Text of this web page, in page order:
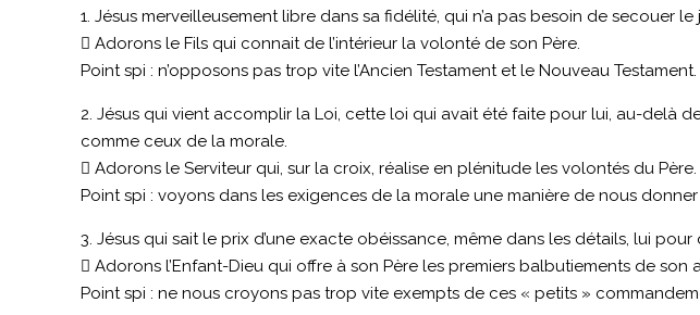
1. Jésus merveilleusement libre dans sa fidélité, qui n’a pas besoin de secouer
 Adorons le Fils qui connait de l’intérieur la volonté de son Père.
Point spi : n’opposons pas trop vite l’Ancien Testament et le Nouveau Testament.
2. Jésus qui vient accomplir la Loi, cette loi qui avait été faite pour lui, au-delà
comme ceux de la morale.
 Adorons le Serviteur qui, sur la croix, réalise en plénitude les volontés du Père.
Point spi : voyons dans les exigences de la morale une manière de nous
3. Jésus qui sait le prix d’une exacte obéissance, même dans les détails, lui
 Adorons l’Enfant-Dieu qui offre à son Père les premiers balbutiements de son
Point spi : ne nous croyons pas trop vite exempts de ces « petits »